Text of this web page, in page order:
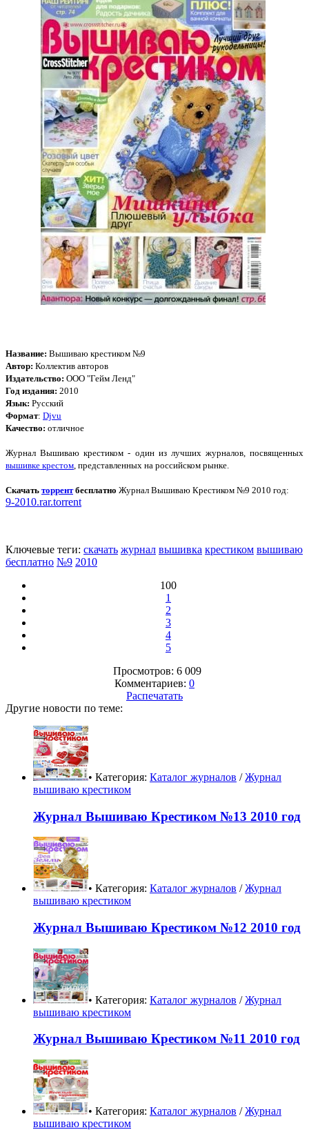
Название: Вышиваю крестиком №9
Автор: Коллектив авторов
Издательство: ООО "Гейм Ленд"
Год издания: 2010
Язык: Русский
Формат: Djvu
Качество: отличное
Журнал Вышиваю крестиком - один из лучших журналов, посвященных
вышивке крестом , представленных на российском рынке.
Скачать торрентбесплатно Журнал Вышиваю Крестиком №9 2010 год:
9-2010.rar.torrent
Ключевые теги: скачать журнал вышивка крестиком вышиваю
бесплатно №9 2010
100
1
2
3
4
5
Просмотров: 6 009
Комментариев: 0
Распечатать
Другие новости по теме:
• Категория: Каталог журналов /Журнал
вышиваю крестиком
Журнал Вышиваю Крестиком №13 2010 год
• Категория: Каталог журналов /Журнал
вышиваю крестиком
Журнал Вышиваю Крестиком №12 2010 год
• Категория: Каталог журналов /Журнал
вышиваю крестиком
Журнал Вышиваю Крестиком №11 2010 год
• Категория: Каталог журналов /Журнал
вышиваю крестиком